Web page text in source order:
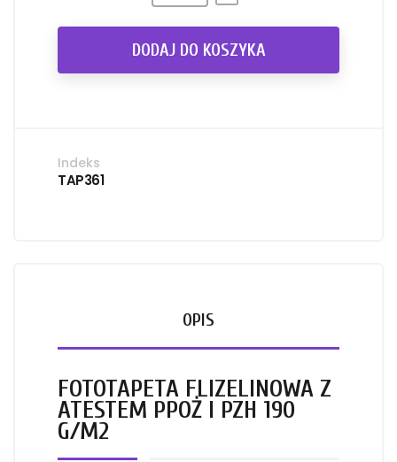
DODAJ DO KOSZYKA
Indeks
TAP361
OPIS
FOTOTAPETA FLIZELINOWA Z
ATESTEM PPOŻ I PZH 190
G/M2